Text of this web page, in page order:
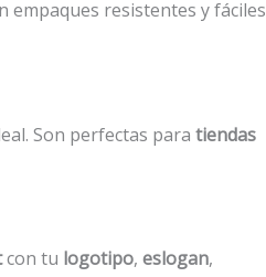
empaques resistentes y fáciles
Son perfectas para tiendas
con tu logotipo, eslogan,